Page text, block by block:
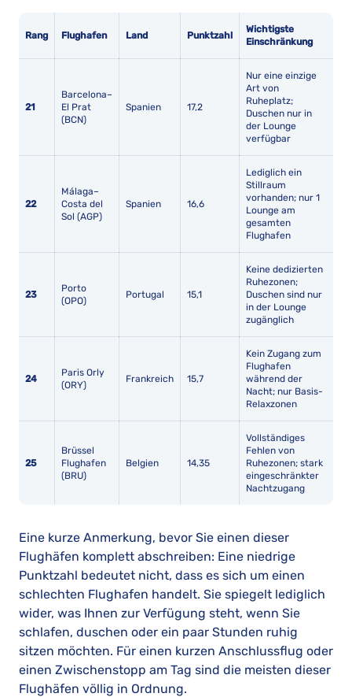
Rang Flughafen Land Punktzahl
Wichtigste
Einschränkung
21
Barcelona–
El Prat
(BCN)
Spanien 17,2
Nur eine einzige
Art von
Ruheplatz;
Duschen nur in
der Lounge
verfügbar
22
Málaga–
Costa del
Sol (AGP)
Spanien 16,6
Lediglich ein
Stillraum
vorhanden; nur 1
Lounge am
gesamten
Flughafen
23
Porto
(OPO)
Portugal 15,1
Keine dedizierten
Ruhezonen;
Duschen sind nur
in der Lounge
zugänglich
24
Paris Orly
(ORY)
Frankreich 15,7
Kein Zugang zum
Flughafen
während der
Nacht; nur Basis-
Relaxzonen
25
Brüssel
Flughafen
(BRU)
Belgien 14,35
Vollständiges
Fehlen von
Ruhezonen; stark
eingeschränkter
Nachtzugang
Eine kurze Anmerkung, bevor Sie einen dieser
Flughäfen komplett abschreiben: Eine niedrige
Punktzahl bedeutet nicht, dass es sich um einen
schlechten Flughafen handelt. Sie spiegelt lediglich
wider, was Ihnen zur Verfügung steht, wenn Sie
schlafen, duschen oder ein paar Stunden ruhig
sitzen möchten. Für einen kurzen Anschlussflug oder
einen Zwischenstopp am Tag sind die meisten dieser
Flughäfen völlig in Ordnung.